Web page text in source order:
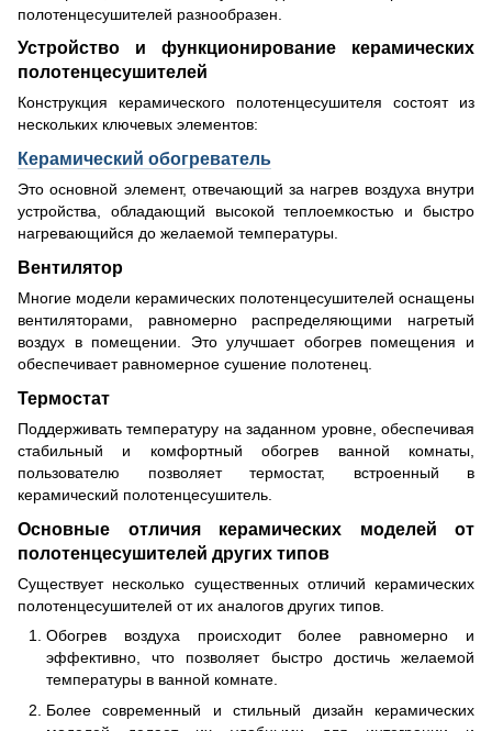
полотенцесушителей разнообразен.
Устройство и функционирование керамических
полотенцесушителей
Конструкция керамического полотенцесушителя состоят из
нескольких ключевых элементов:
Керамический обогреватель
Это основной элемент, отвечающий за нагрев воздуха внутри
устройства, обладающий высокой теплоемкостью и быстро
нагревающийся до желаемой температуры.
Вентилятор
Многие модели керамических полотенцесушителей оснащены
вентиляторами, равномерно распределяющими нагретый
воздух в помещении. Это улучшает обогрев помещения и
обеспечивает равномерное сушение полотенец.
Термостат
Поддерживать температуру на заданном уровне, обеспечивая
стабильный и комфортный обогрев ванной комнаты,
пользователю позволяет термостат, встроенный в
керамический полотенцесушитель.
Основные отличия керамических моделей от
полотенцесушителей других типов
Существует несколько существенных отличий керамических
полотенцесушителей от их аналогов других типов.
Обогрев воздуха происходит более равномерно и
эффективно, что позволяет быстро достичь желаемой
температуры в ванной комнате.
Более современный и стильный дизайн керамических